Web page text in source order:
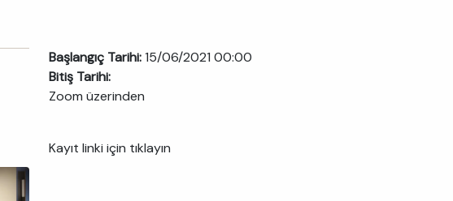
Başlangıç Tarihi:15/06/2021 00:00
Bitiş Tarihi:
Zoom üzerinden
Kayıt linki için tıklayın